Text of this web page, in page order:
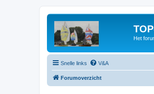
Het
Snelle links V&A
Forumoverzicht